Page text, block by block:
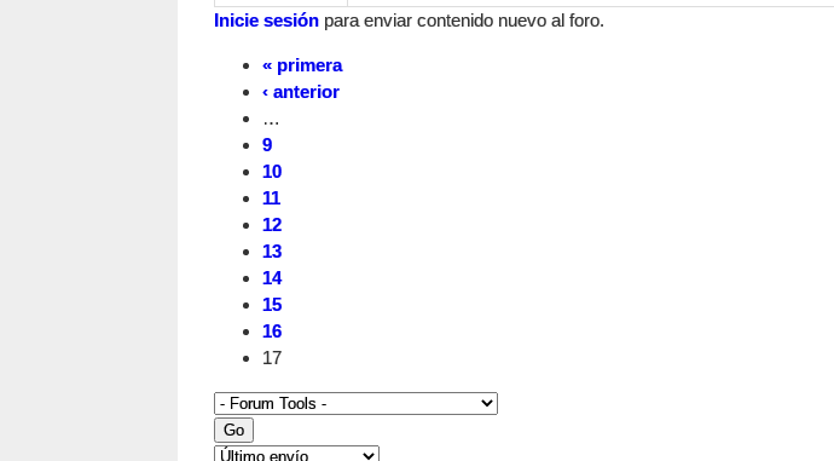
Inicie sesión para enviar contenido nuevo al foro.
« primera
‹ anterior
…
9
10
11
12
13
14
15
16
17